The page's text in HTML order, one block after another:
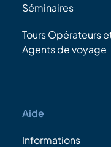
Séminaires
Tours Opérateurs
Agents de voyage
Aide
Informations